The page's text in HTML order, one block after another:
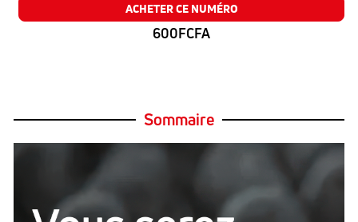
ACHETER CE NUMÉRO
600FCFA
Sommaire